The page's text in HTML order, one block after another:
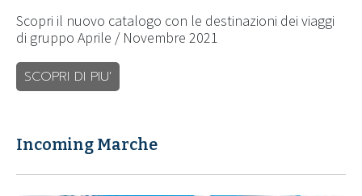
Scopri il nuovo catalogo con le destinazioni dei viaggi
di gruppo Aprile / Novembre 2021
SCOPRI DI PIU'
Incoming Marche